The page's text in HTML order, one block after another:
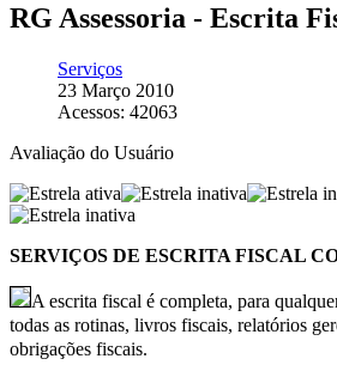
RG Assessoria - Escrita
Serviços
23 Março 2010
Acessos: 42063
Avaliação do Usuário
SERVIÇOS DE ESCRITA FISCAL
A escrita fiscal é completa, para
todas as rotinas, livros fiscais, relatórios
obrigações fiscais.